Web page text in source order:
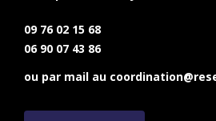
09 76 02 15 68
06 90 07 43 86
ou par mail au